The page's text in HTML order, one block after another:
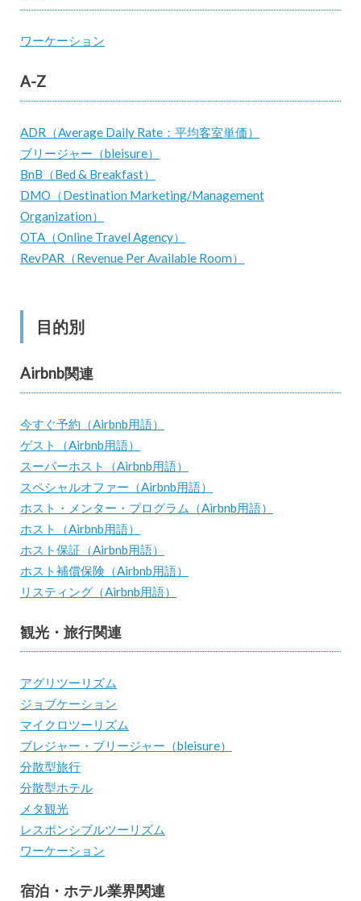
ワーケーション
A-Z
ADR（Average Daily Rate：平均客室単価）
ブリージャー（bleisure）
BnB（Bed & Breakfast）
DMO（Destination Marketing/Management
Organization）
OTA（Online Travel Agency）
RevPAR（Revenue Per Available Room）
目的別
Airbnb関連
今すぐ予約（Airbnb用語）
ゲスト（Airbnb用語）
スーパーホスト（Airbnb用語）
スペシャルオファー（Airbnb用語）
ホスト・メンター・プログラム（Airbnb用語）
ホスト（Airbnb用語）
ホスト保証（Airbnb用語）
ホスト補償保険（Airbnb用語）
リスティング（Airbnb用語）
観光・旅行関連
アグリツーリズム
ジョブケーション
マイクロツーリズム
ブレジャー・ブリージャー（bleisure）
分散型旅行
分散型ホテル
メタ観光
レスポンシブルツーリズム
ワーケーション
宿泊・ホテル業界関連